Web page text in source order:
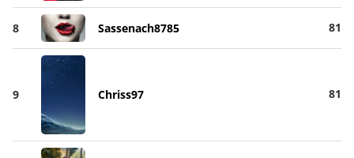
8 Sassenach8785 81
9 Chriss97 81